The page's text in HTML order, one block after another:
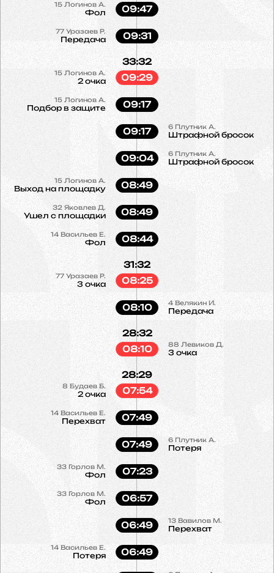
15 Логинов А.
Фол 09:47
77 Уразаев Р.
Передача 09:31
15 Логинов А.
2 очка
33:32
09:29
15 Логинов А.
Подбор в защите 09:17
6 Плутник А.
Штрафной бросок
09:17
6 Плутник А.
Штрафной бросок
09:04
15 Логинов А.
Выход на площадку 08:49
32 Яковлев Д.
Ушел с площадки 08:49
14 Васильев Е.
Фол 08:44
77 Уразаев Р.
3 очка
31:32
08:25
4 Велякин И.
Передача
08:10
88 Левиков Д.
3 очка
28:32
08:10
8 Будаев Б.
2 очка
28:29
07:54
14 Васильев Е.
Перехват 07:49
6 Плутник А.
Потеря
07:49
33 Горлов М.
Фол 07:23
33Горлов М.
Фол 06:57
13 Вавилов М.
Перехват
06:49
14 Васильев Е.
Потеря 06:49